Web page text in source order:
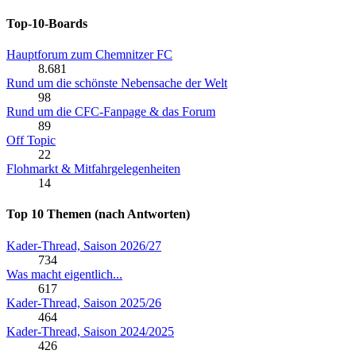
Top-10-Boards
Hauptforum zum Chemnitzer FC
8.681
Rund um die schönste Nebensache der Welt
98
Rund um die CFC-Fanpage & das Forum
89
Off Topic
22
Flohmarkt & Mitfahrgelegenheiten
14
Top 10 Themen (nach Antworten)
Kader-Thread, Saison 2026/27
734
Was macht eigentlich...
617
Kader-Thread, Saison 2025/26
464
Kader-Thread, Saison 2024/2025
426